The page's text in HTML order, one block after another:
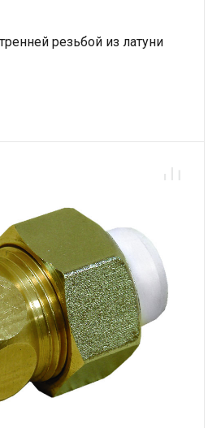
резьбой из латуни